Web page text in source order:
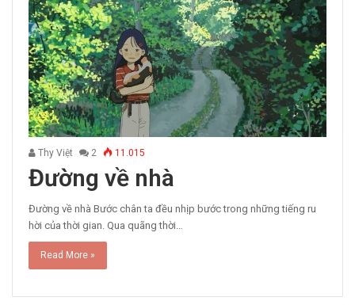
Thy Việt 2 11.015
Đường về nhà
Đường về nhà Bước chân ta đều nhịp bước trong những tiếng ru
hời của thời gian. Qua quãng thời…
Read More »